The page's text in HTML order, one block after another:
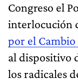
Congreso el
interlocución
por el Cambio
al dispositivo
los radicales